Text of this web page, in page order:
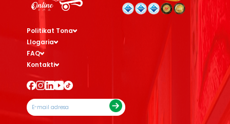
Politikat Tona
Llogaria
FAQ
Kontakti